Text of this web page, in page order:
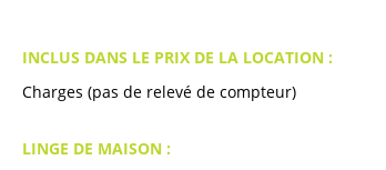
INCLUS DANS LE PRIX DE LA LOCATION :
Charges (pas de relevé de compteur)
LINGE DE MAISON :